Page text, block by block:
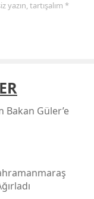
tartışalım *
Bakan Güler’e